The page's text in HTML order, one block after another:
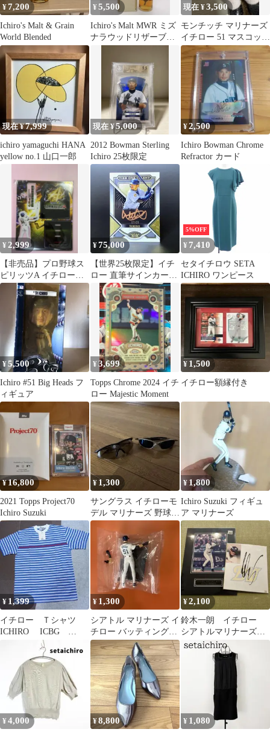
¥7,200
Ichiro's Malt & Grain
World Blended
¥5,500
Ichiro's Malt MWR ミズ
ナラウッドリザーブ
現在 ¥3,500
モンチッチ マリナーズ
イチロー 51 マスコッ
ト セキグチ キーホ
ルダー レア
現在 ¥7,999
ichiro yamaguchi HANA
yellow no.1 山口一郎
現在 ¥5,000
2012 Bowman Sterling
Ichiro 25枚限定
¥2,500
Ichiro Bowman Chrome
Refractor カード
¥ 2,999
【非売品】プロ野球ス
ピリッツA イチロー
アクリルスタンド
¥75,000
【世界25枚限定】イチ
ロー 直筆サインカード
ブロンズインク オンカ
ード
5%OFF
¥ 7,410
セタイチロウ SETA
ICHIRO ワンピース
¥5,500
Ichiro #51 Big Heads フ
ィギュア
¥3,699
Topps Chrome 2024 イチ
ロー Majestic Moment
¥ 1,500
イチロー額縁付き
¥16,800
2021 Topps Project70
Ichiro Suzuki
¥ 1,300
サングラス イチローモ
デル マリナーズ 野球
ベースボール baseball
¥ 1,800
Ichiro Suzuki フィギュ
ア マリナーズ
¥ 1,399
イチロー Ｔシャツ
ICHIRO ICBG
LARGE ブルー オリ
ックス新品
¥ 1,300
シアトル マリナーズ イ
チロー バッティングポ
ーズ フィギュア
¥2,100
鈴木一朗 イチロー
シアトルマリナーズ＆
ブルーウェーブ写真
¥ 4,000 ¥8,800 ¥ 1,080